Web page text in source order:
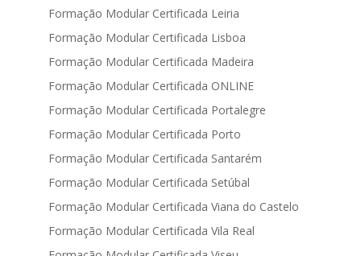
Formação Modular Certificada Leiria
Formação Modular Certificada Lisboa
Formação Modular Certificada Madeira
Formação Modular Certificada ONLINE
Formação Modular Certificada Portalegre
Formação Modular Certificada Porto
Formação Modular Certificada Santarém
Formação Modular Certificada Setúbal
Formação Modular Certificada Viana do Castelo
Formação Modular Certificada Vila Real